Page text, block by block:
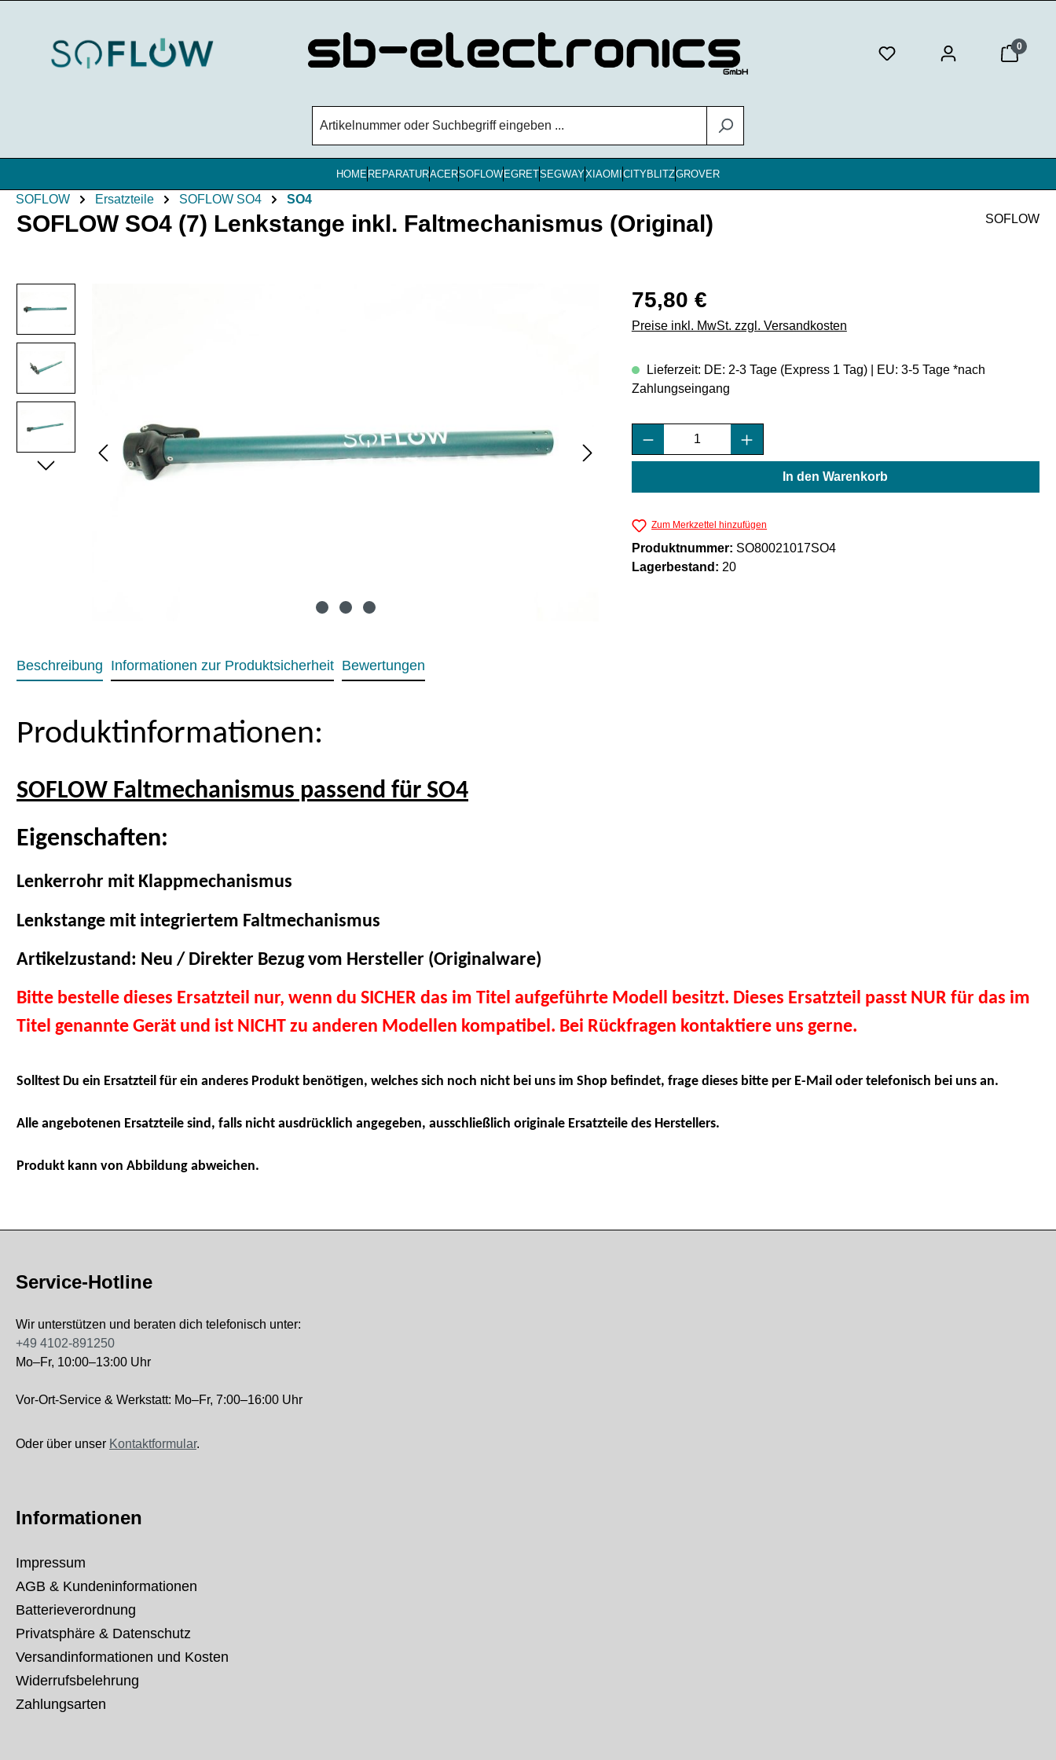
0
HOME REPARATURACERSOFLOW EGRETSEGWAYXIAOMI CITYBLITZGROVER
SOFLOW Ersatzteile SOFLOW SO4 SO4
SOFLOW SO4 (7) Lenkstange inkl. Faltmechanismus (Original) SOFLOW
Regulärer Preis:
75,80 €
Preise inkl. MwSt. zzgl. Versandkosten
Lieferzeit: DE: 2-3 Tage (Express 1 Tag) | EU: 3-5 Tage *nach
Zahlungseingang
Produkt Anzahl: Gib den gewünschten Wert ein
In den Warenkorb
Zum Merkzettel hinzufügen
Produktnummer: SO80021017SO4
Lagerbestand: 20
Beschreibung Informationen zur Produktsicherheit Bewertungen
Produktinformationen:
SOFLOW Faltmechanismus passend für SO4
Eigenschaften:
Lenkerrohr mit Klappmechanismus
Lenkstange mit integriertem Faltmechanismus
Artikelzustand: Neu / Direkter Bezug vom Hersteller (Originalware)
Bitte bestelle dieses Ersatzteil nur, wenn du SICHER das im Titel aufgeführte Modell besitzt. Dieses Ersatzteil passt NUR für das im
Titel genannte Gerät und ist NICHT zu anderen Modellen kompatibel. Bei Rückfragen kontaktiere uns gerne.
Solltest Du ein Ersatzteil für ein anderes Produkt benötigen, welches sich noch nicht bei uns im Shop befindet, frage dieses bitte per E-Mail oder telefonisch bei uns an.
Alle angebotenen Ersatzteile sind, falls nicht ausdrücklich angegeben, ausschließlich originale Ersatzteile des Herstellers.
Produkt kann von Abbildung abweichen.
Service-Hotline
Wir unterstützen und beraten dich telefonisch unter:
+49 4102-891250
Mo–Fr, 10:00–13:00 Uhr
Vor-Ort-Service & Werkstatt: Mo–Fr, 7:00–16:00 Uhr
Oder über unser Kontaktformular.
Informationen
Impressum
AGB & Kundeninformationen
Batterieverordnung
Privatsphäre & Datenschutz
Versandinformationen und Kosten
Widerrufsbelehrung
Zahlungsarten